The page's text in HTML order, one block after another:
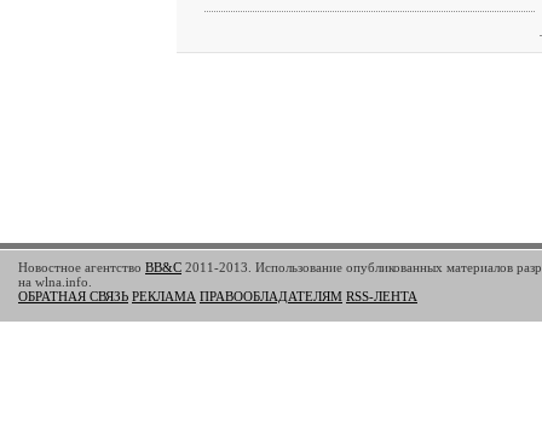
Новостное агентство BB&C 2011-2013. Использование опубликованных материалов
на wlna.info.
ОБРАТНАЯ СВЯЗЬ РЕКЛАМА ПРАВООБЛАДАТЕЛЯМ RSS-ЛЕНТА